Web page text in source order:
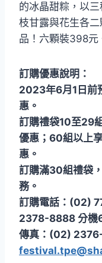
的冰晶甜粽，以
枝甘露與花生各
品！六顆裝398元
訂購優惠說明：
2023年6月1日前
惠。
訂購禮袋10至29
優惠；60組以上
惠。
訂購滿30組禮袋
務。
訂購電話：(02)
2378-8888 分機
傳真：(02)